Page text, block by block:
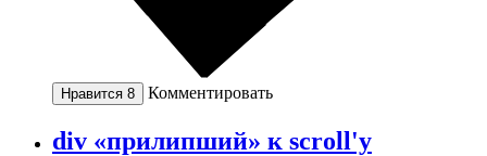
Нравится 8 Комментировать
div «прилипший» к scroll'у